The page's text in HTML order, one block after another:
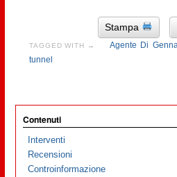
Stampa
TAGGED WITH → Agente Di
tunnel
Contenuti
Interventi
Recensioni
Controinformazione